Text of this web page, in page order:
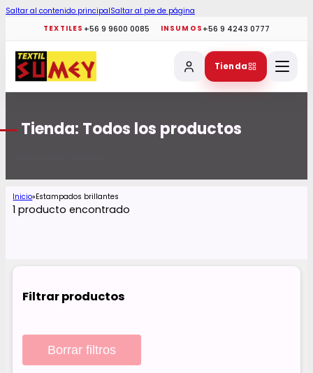
Saltar al contenido principalSaltar al pie de página
TEXTILES +56 9 9600 0085 INSUMOS +56 9 4243 0777
Tienda
Tienda: Todos los productos
Inicio Estampados brillantes
1 producto encontrado
Filtrar productos
Borrar filtros